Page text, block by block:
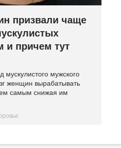
призвали чаще
и причем тут
мускулистого мужского
женщин вырабатывать
самым снижая им